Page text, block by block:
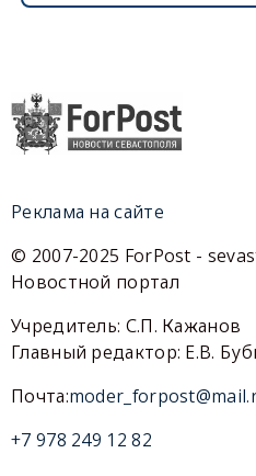
Реклама на сайте
© 2007-2025 ForPost -
Новостной портал
Учредитель: С.П. Кажанов
Главный редактор: Е.В.
Почта:
+7 978 249 12 82